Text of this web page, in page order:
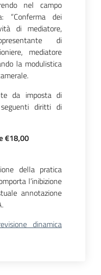
nel campo
“Conferma dei
di mediatore,
di
mediatore
la modulistica
da imposta di
diritti di
€18,00
della pratica
l’inibizione
annotazione
dinamica